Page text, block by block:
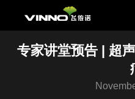
专家讲堂预告 | 超